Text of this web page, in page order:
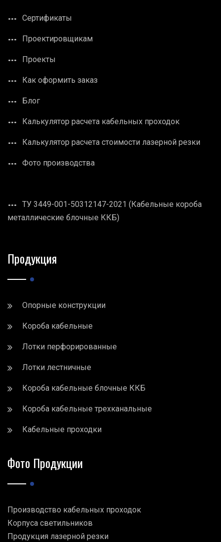
Сертификаты
Проектировщикам
Проекты
Как оформить заказ
Блог
Калькулятор расчета кабельных проходок
Калькулятор расчета стоимости лазерной резки
Фото производства
ТУ 3449-001-50312147-2021 (Кабельные короба
металлические блочные ККБ)
Продукция
Опорные конструкции
Короба кабельные
Лотки перфорированные
Лотки лестничные
Короба кабельные блочные ККБ
Короба кабельные трехканальные
Кабельные проходки
Фото Продукции
Производство кабельных проходок
Корпуса светильников
Продукция лазерной резки